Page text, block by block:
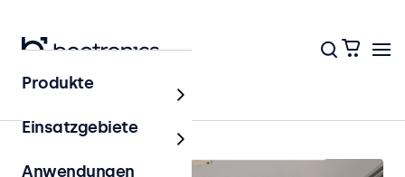
Startseite
Produkte
Einsatzgebiete
Anwendungen